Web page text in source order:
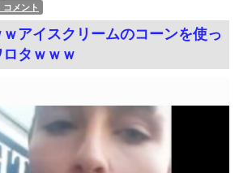
コメント
アイスクリームのコーンを使っ
タｗｗｗ